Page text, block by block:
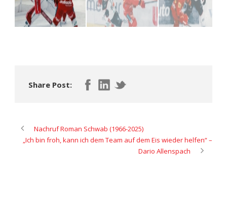
Share Post:
Nachruf Roman Schwab (1966-2025)
„Ich bin froh, kann ich dem Team auf dem Eis wieder helfen“ –
Dario Allenspach